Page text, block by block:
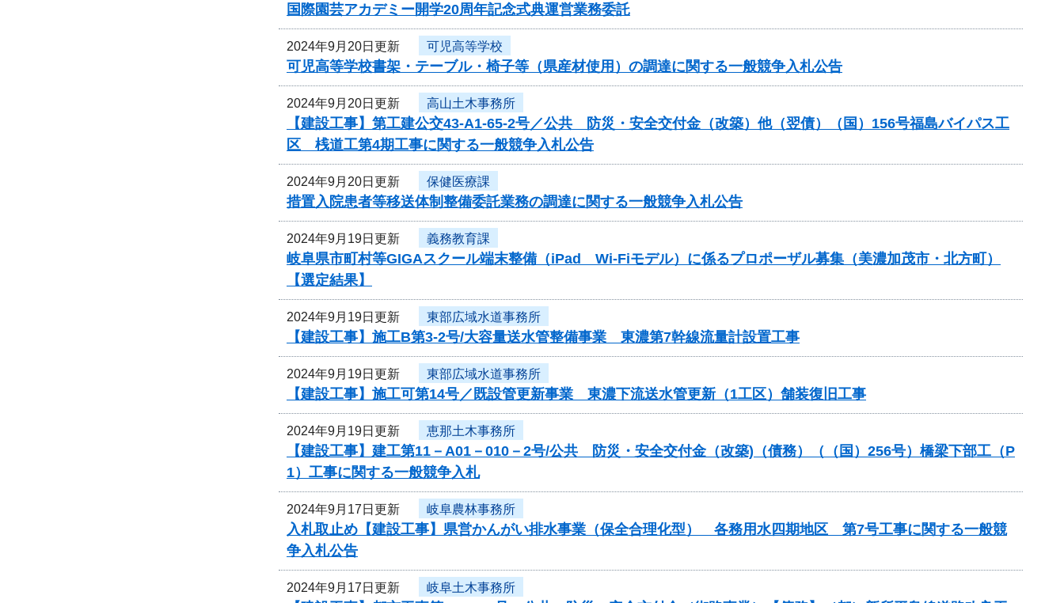
国際園芸アカデミー開学20周年記念式典運営業務委託
2024年9月20日更新 可児高等学校
可児高等学校書架・テーブル・椅子等（県産材使用）の調達に関する一般競争入札公告
2024年9月20日更新 高山土木事務所
【建設工事】第工建公交43-A1-65-2号／公共 防災・安全交付金（改築）他（翌債）（国）156号福島バイパス工
区 桟道工第4期工事に関する一般競争入札公告
2024年9月20日更新 保健医療課
措置入院患者等移送体制整備委託業務の調達に関する一般競争入札公告
2024年9月19日更新 義務教育課
岐阜県市町村等GIGAスクール端末整備（iPad Wi-Fiモデル）に係るプロポーザル募集（美濃加茂市・北方町）
【選定結果】
2024年9月19日更新 東部広域水道事務所
【建設工事】施工B第3-2号/大容量送水管整備事業 東濃第7幹線流量計設置工事
2024年9月19日更新 東部広域水道事務所
【建設工事】施工可第14号／既設管更新事業 東濃下流送水管更新（1工区）舗装復旧工事
2024年9月19日更新 恵那土木事務所
【建設工事】建工第11－A01－010－2号/公共 防災・安全交付金（改築)（債務）（（国）256号）橋梁下部工（P
1）工事に関する一般競争入札
2024年9月17日更新 岐阜農林事務所
入札取止め【建設工事】県営かんがい排水事業（保全合理化型） 各務用水四期地区 第7号工事に関する一般競
争入札公告
2024年9月17日更新 岐阜土木事務所